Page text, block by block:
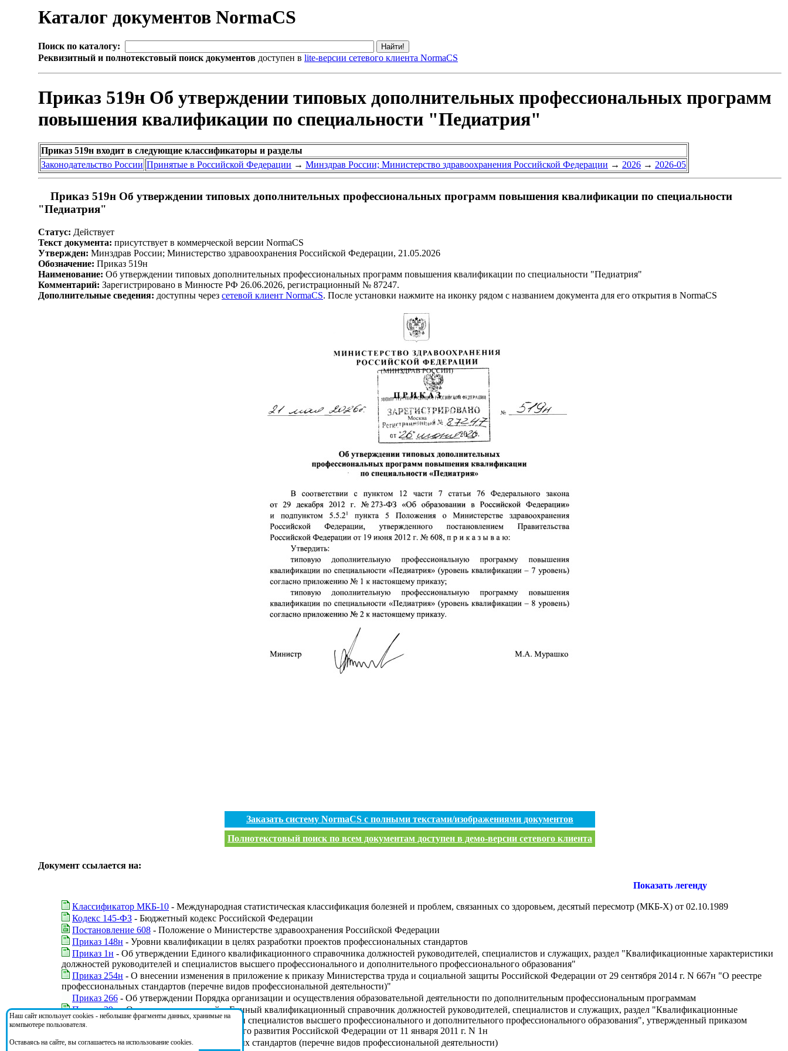
Каталог документов NormaCS
Поиск по каталогу:
Реквизитный и полнотекстовый поиск документов доступен в lite-версии сетевого клиента NormaCS
Приказ 519н Об утверждении типовых дополнительных профессиональных программ
повышения квалификации по специальности "Педиатрия"
Приказ 519н входит в следующие классификаторы и разделы
Законодательство России Принятые в Российской Федерации → Минздрав России; Министерство здравоохранения Российской Федерации → 2026 → 2026-05
Приказ 519н Об утверждении типовых дополнительных профессиональных программ повышения квалификации по специальности
"Педиатрия"
Статус: Действует
Текст документа: присутствует в коммерческой версии NormaCS
Утвержден: Минздрав России; Министерство здравоохранения Российской Федерации, 21.05.2026
Обозначение: Приказ 519н
Наименование: Об утверждении типовых дополнительных профессиональных программ повышения квалификации по специальности "Педиатрия"
Комментарий: Зарегистрировано в Минюсте РФ 26.06.2026, регистрационный № 87247.
Дополнительные сведения: доступны через сетевой клиент NormaCS. После установки нажмите на иконку рядом с названием документа для его открытия в NormaCS
Заказать систему NormaCS с полными текстами/изображениями документов
Полнотекстовый поиск по всем документам доступен в демо-версии сетевого клиента
Документ ссылается на:
Показать легенду
Классификатор МКБ-10 - Международная статистическая классификация болезней и проблем, связанных со здоровьем, десятый пересмотр (МКБ-Х) от 02.10.1989
Кодекс 145-ФЗ - Бюджетный кодекс Российской Федерации
Постановление 608 - Положение о Министерстве здравоохранения Российской Федерации
Приказ 148н - Уровни квалификации в целях разработки проектов профессиональных стандартов
Приказ 1н - Об утверждении Единого квалификационного справочника должностей руководителей, специалистов и служащих, раздел "Квалификационные характеристики
должностей руководителей и специалистов высшего профессионального и дополнительного профессионального образования"
Приказ 254н - О внесении изменения в приложение к приказу Министерства труда и социальной защиты Российской Федерации от 29 сентября 2014 г. N 667н "О реестре
профессиональных стандартов (перечне видов профессиональной деятельности)"
Приказ 266 - Об утверждении Порядка организации и осуществления образовательной деятельности по дополнительным профессиональным программам
Приказ 39н- О внесении изменений в Единый квалификационный справочник должностей руководителей, специалистов и служащих, раздел "Квалификационные
характеристики должностей руководителей и специалистов высшего профессионального и дополнительного профессионального образования", утвержденный приказом
Министерства здравоохранения и социального развития Российской Федерации от 11 января 2011 г. N 1н
Приказ 667н- О реестре профессиональных стандартов (перечне видов профессиональной деятельности)
Наш сайт использует cookies - небольшие фрагменты данных, хранимые на
компьютере пользователя.
Оставаясь на сайте, вы соглашаетесь на использование cookies.